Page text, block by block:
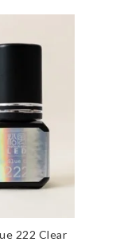
222 Clear